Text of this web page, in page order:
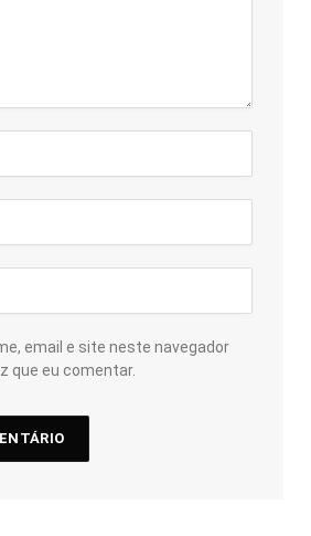
email e site neste navegador
que eu comentar.